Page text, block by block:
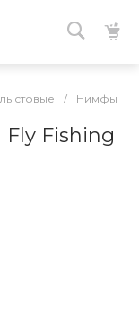
/ Нимфы
Fishing